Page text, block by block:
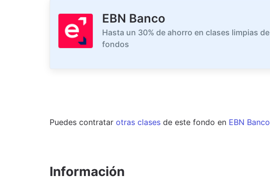
EBN Banco
Hasta un 30% de ahorro en clases limpias de
fondos
Puedes contratar otras clases de este fondo en EBN Banco
Información